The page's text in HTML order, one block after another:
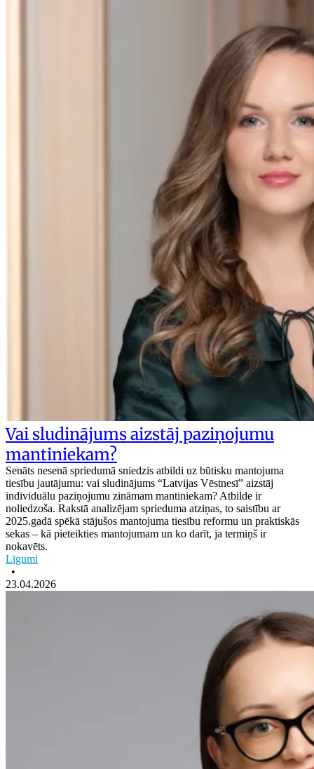
Vai sludinājums aizstāj paziņojumu
mantiniekam?
Senāts nesenā spriedumā sniedzis atbildi uz būtisku mantojuma
tiesību jautājumu: vai sludinājums “Latvijas Vēstnesī” aizstāj
individuālu paziņojumu zināmam mantiniekam? Atbilde ir
noliedzoša. Rakstā analizējam sprieduma atziņas, to saistību ar
2025.gadā spēkā stājušos mantojuma tiesību reformu un praktiskās
sekas – kā pieteikties mantojumam un ko darīt, ja termiņš ir
nokavēts.
Līgumi
•
23.04.2026